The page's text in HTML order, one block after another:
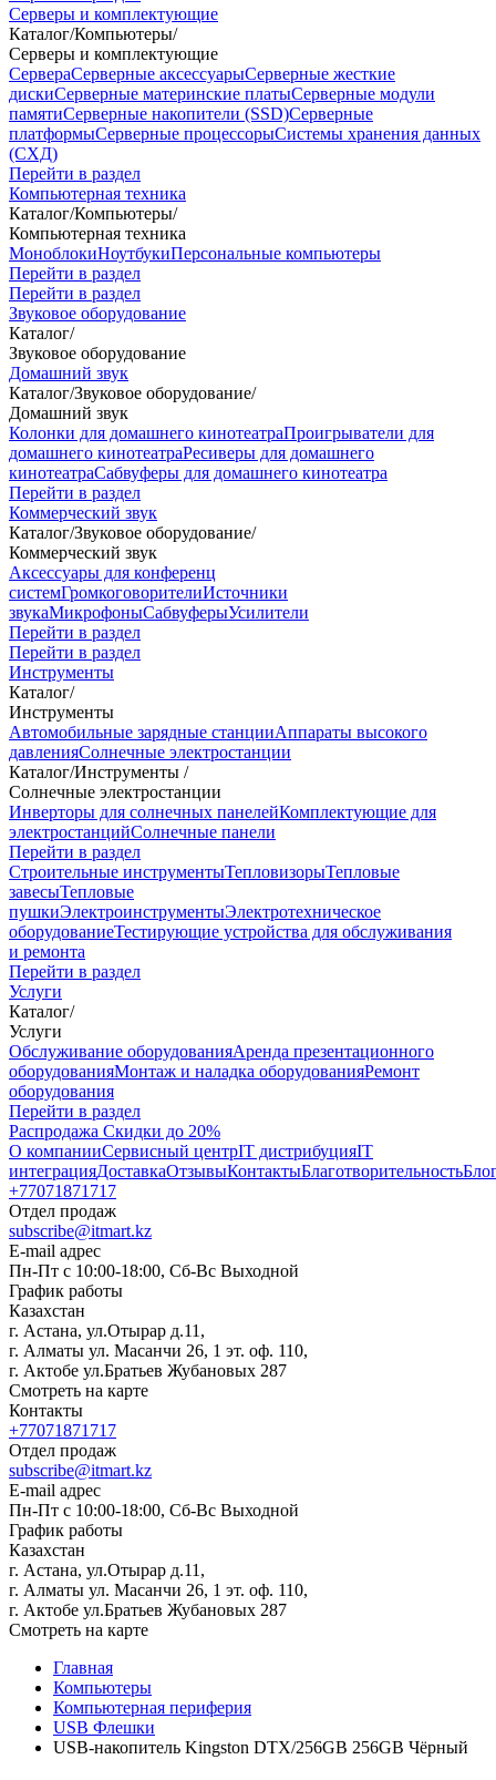
Серверы и комплектующие
Каталог/Компьютеры/
Серверы и комплектующие
СервераСерверные аксессуарыСерверные жесткие
дискиСерверные материнские платыСерверные модули
памятиСерверные накопители (SSD)Серверные
платформыСерверные процессорыСистемы хранения данных
(СХД)
Перейти в раздел
Компьютерная техника
Каталог/Компьютеры/
Компьютерная техника
МоноблокиНоутбукиПерсональные компьютеры
Перейти в раздел
Перейти в раздел
Звуковое оборудование
Каталог/
Звуковое оборудование
Домашний звук
Каталог/Звуковое оборудование/
Домашний звук
Колонки для домашнего кинотеатраПроигрыватели для
домашнего кинотеатраРесиверы для домашнего
кинотеатраСабвуферы для домашнего кинотеатра
Перейти в раздел
Коммерческий звук
Каталог/Звуковое оборудование/
Коммерческий звук
Аксессуары для конференц
системГромкоговорителиИсточники
звукаМикрофоныСабвуферыУсилители
Перейти в раздел
Перейти в раздел
Инструменты
Каталог/
Инструменты
Автомобильные зарядные станцииАппараты высокого
давленияСолнечные электростанции
Каталог/Инструменты /
Солнечные электростанции
Инверторы для солнечных панелейКомплектующие для
электростанцийСолнечные панели
Перейти в раздел
Строительные инструментыТепловизорыТепловые
завесыТепловые
пушкиЭлектроинструментыЭлектротехническое
оборудованиеТестирующие устройства для обслуживания
и ремонта
Перейти в раздел
Услуги
Каталог/
Услуги
Oбслуживание оборудованияАренда презентационного
оборудованияМонтаж и наладка оборудованияРемонт
оборудования
Перейти в раздел
Распродажа Скидки до 20%
О компанииСервисный центрIT дистрибуцияIT
интеграцияДоставкаОтзывыКонтактыБлаготворительность
+77071871717
Отдел продаж
subscribe@itmart.kz
E-mail адрес
Пн-Пт с 10:00-18:00, Сб-Вс Выходной
График работы
Казахстан
г. Астана, ул.Отырар д.11,
г. Алматы ул. Масанчи 26, 1 эт. оф. 110,
г. Актобе ул.Братьев Жубановых 287
Смотреть на карте
Контакты
+77071871717
Отдел продаж
subscribe@itmart.kz
E-mail адрес
Пн-Пт с 10:00-18:00, Сб-Вс Выходной
График работы
Казахстан
г. Астана, ул.Отырар д.11,
г. Алматы ул. Масанчи 26, 1 эт. оф. 110,
г. Актобе ул.Братьев Жубановых 287
Смотреть на карте
Главная
Компьютеры
Компьютерная периферия
USB Флешки
USB-накопитель Kingston DTX/256GB 256GB Чёрный